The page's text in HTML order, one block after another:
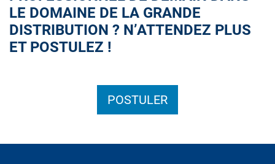
LE DOMAINE DE LA GRANDE
DISTRIBUTION ? N’ATTENDEZ PLUS
ET POSTULEZ !
POSTULER